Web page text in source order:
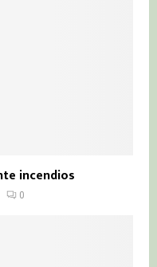
incendios
0